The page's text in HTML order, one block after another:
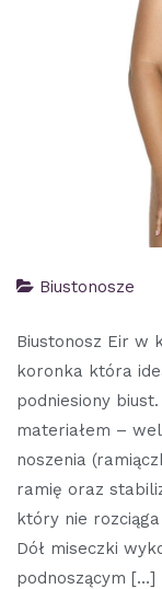
Biustonosze
Biustonosz Eir w
koronka która
podniesiony
materiałem –
noszenia
ramię oraz
który nie
Dół miseczki
podnoszącym […]